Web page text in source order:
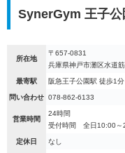
SynerGym 王子公
所在地
〒657-0831
兵庫県神戸市灘区水道
最寄駅 阪急王子公園駅 徒歩1分
問い合わせ 078-862-6133
営業時間
24時間
受付時間 全日10:00
定休日 なし